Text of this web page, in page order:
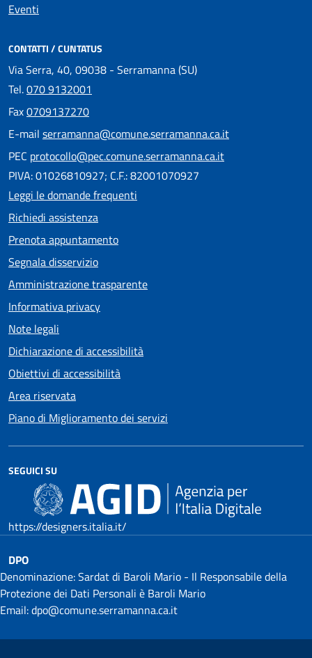
Eventi
CONTATTI / CUNTATUS
Via Serra, 40, 09038 - Serramanna (SU)
Tel.070 9132001
Fax0709137270
E-mail serramanna@comune.serramanna.ca.it
PEC protocollo@pec.comune.serramanna.ca.it
PIVA: 01026810927; C.F.: 82001070927
Leggi le domande frequenti
Richiedi assistenza
Prenota appuntamento
Segnala disservizio
Amministrazione trasparente
Informativa privacy
Note legali
Dichiarazione di accessibilità
Obiettivi di accessibilità
Area riservata
Piano di Miglioramento dei servizi
SEGUICI SU
https://designers.italia.it/
DPO
Denominazione: Sardat di Baroli Mario - Il Responsabile della
Protezione dei Dati Personali è Baroli Mario
Email: dpo@comune.serramanna.ca.it